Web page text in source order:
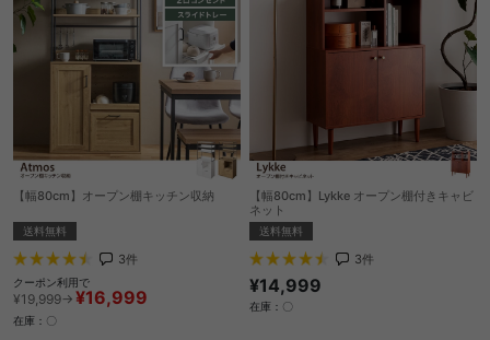
【幅80cm】オープン棚キッチン収納
送料無料
3件
クーポン利用で
¥19,999→ ¥16,999
在庫：〇
【幅80cm】Lykke オープン棚付きキャビ
ネット
送料無料
3件
¥14,999
在庫：〇